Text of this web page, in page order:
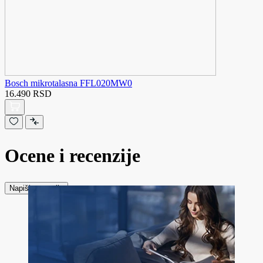
Bosch mikrotalasna FFL020MW0
16.490 RSD
Ocene i recenzije
Napiši recenziju